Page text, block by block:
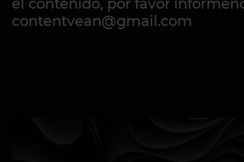
el contenido, por favor
contentvean@gmail.com